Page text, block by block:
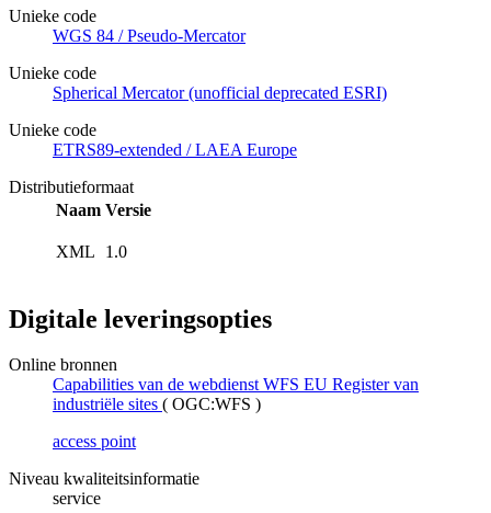
Unieke code
WGS 84 / Pseudo-Mercator
Unieke code
Spherical Mercator (unofficial deprecated ESRI)
Unieke code
ETRS89-extended / LAEA Europe
Distributieformaat
Naam Versie
XML 1.0
Digitale leveringsopties
Online bronnen
Capabilities van de webdienst WFS EU Register van
industriële sites ( OGC:WFS )
access point
Niveau kwaliteitsinformatie
service